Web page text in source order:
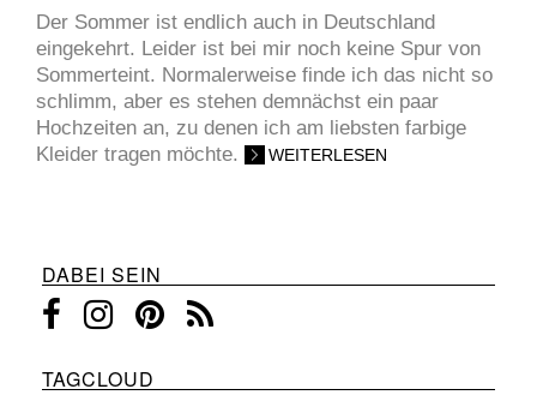
Der Sommer ist endlich auch in Deutschland
eingekehrt. Leider ist bei mir noch keine Spur von
Sommerteint. Normalerweise finde ich das nicht so
schlimm, aber es stehen demnächst ein paar
Hochzeiten an, zu denen ich am liebsten farbige
Kleider tragen möchte.
WEITERLESEN
DABEI SEIN
TAGCLOUD